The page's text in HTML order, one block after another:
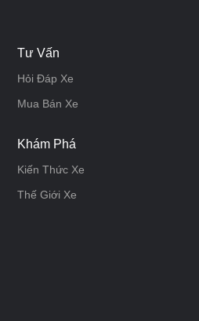
Tư Vấn
Hỏi Đáp Xe
Mua Bán Xe
Khám Phá
Kiến Thức Xe
Thế Giới Xe